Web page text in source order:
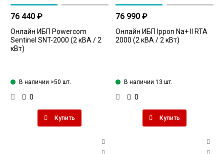
76 440 ₽
Онлайн ИБП Powercom
Sentinel SNT-2000 (2 кВА / 2
кВт)
В наличии >50 шт.
0
Купить
76 990 ₽
Онлайн ИБП Ippon Na+ II RTA
2000 (2 кВА / 2 кВт)
В наличии 13 шт.
0
Купить